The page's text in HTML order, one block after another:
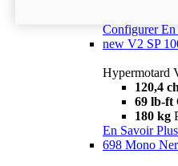
Configurer En
new V2 SP
Hypermotard
120,4 ch
69 lb-ft
180 kg
En Savoir Plus
698 Mono